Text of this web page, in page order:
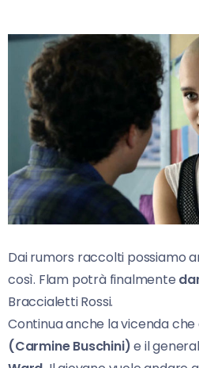
Dai rumors raccolti possiamo
così. Flam potrà finalmente
Braccialetti Rossi.
Continua anche la vicenda che
(Carmine Buschini)e il